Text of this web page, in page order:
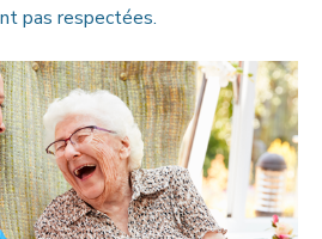
pas respectées.